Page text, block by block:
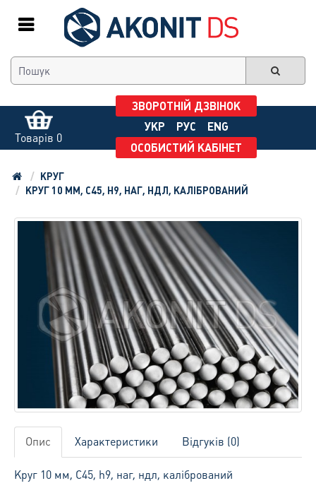
Товарів 0
ЗВОРОТНІЙ ДЗВІНОК
УКР
РУС
ENG
ОСОБИСТИЙ КАБІНЕТ
КРУГ
КРУГ 10 ММ, С45, H9, НАГ, НДЛ, КАЛІБРОВАНИЙ
Опис Характеристики Відгуків (0)
Круг 10 мм, С45, h9, наг, ндл, калібрований